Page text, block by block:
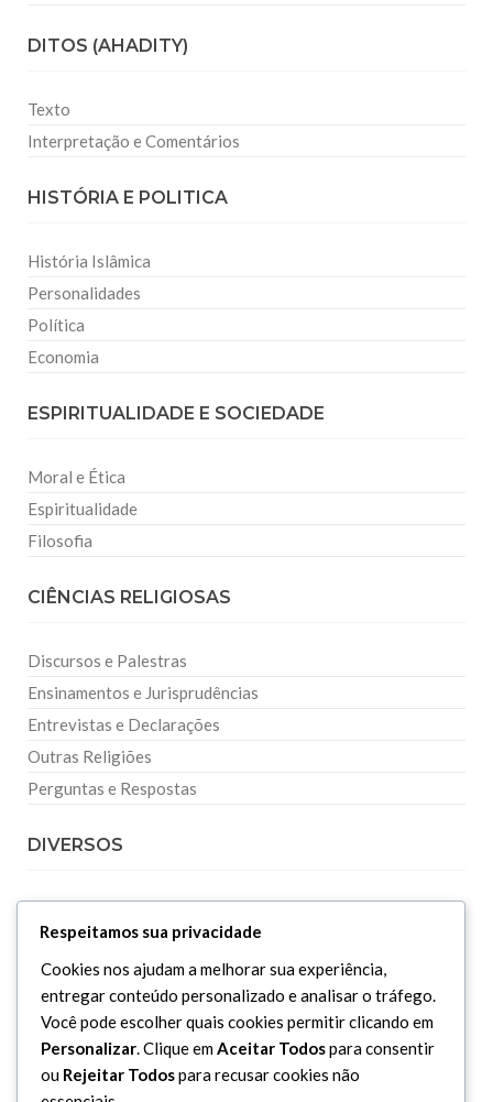
DITOS (AHADITY)
Texto
Interpretação e Comentários
HISTÓRIA E POLITICA
História Islâmica
Personalidades
Política
Economia
ESPIRITUALIDADE E SOCIEDADE
Moral e Ética
Espiritualidade
Filosofia
CIÊNCIAS RELIGIOSAS
Discursos e Palestras
Ensinamentos e Jurisprudências
Entrevistas e Declarações
Outras Religiões
Perguntas e Respostas
DIVERSOS
Curiosidades
Dicionário Islâmico
Downloads
Respeitamos sua privacidade
Cookies nos ajudam a melhorar sua experiência,
entregar conteúdo personalizado e analisar o tráfego.
Você pode escolher quais cookies permitir clicando em
Personalizar. Clique emAceitar Todospara consentir
ou Rejeitar Todospara recusar cookies não